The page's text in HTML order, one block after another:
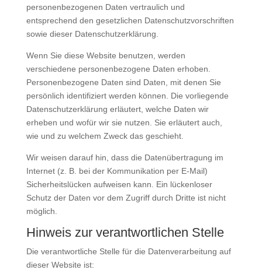
personenbezogenen Daten vertraulich und
entsprechend den gesetzlichen Datenschutzvorschriften
sowie dieser Datenschutzerklärung.
Wenn Sie diese Website benutzen, werden
verschiedene personenbezogene Daten erhoben.
Personenbezogene Daten sind Daten, mit denen Sie
persönlich identifiziert werden können. Die vorliegende
Datenschutzerklärung erläutert, welche Daten wir
erheben und wofür wir sie nutzen. Sie erläutert auch,
wie und zu welchem Zweck das geschieht.
Wir weisen darauf hin, dass die Datenübertragung im
Internet (z. B. bei der Kommunikation per E-Mail)
Sicherheitslücken aufweisen kann. Ein lückenloser
Schutz der Daten vor dem Zugriff durch Dritte ist nicht
möglich.
Hinweis zur verantwortlichen Stelle
Die verantwortliche Stelle für die Datenverarbeitung auf
dieser Website ist: